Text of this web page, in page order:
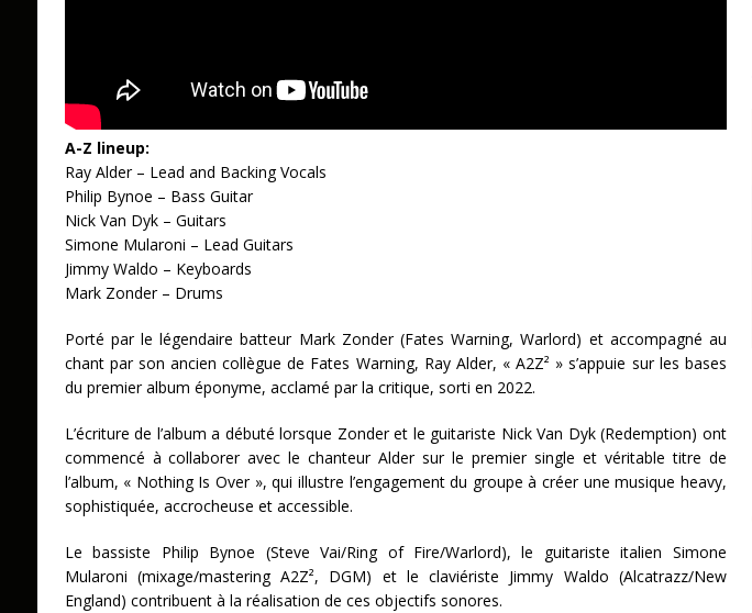
A-Z lineup:
Ray Alder – Lead and Backing Vocals
Philip Bynoe – Bass Guitar
Nick Van Dyk – Guitars
Simone Mularoni – Lead Guitars
Jimmy Waldo – Keyboards
Mark Zonder – Drums
Porté par le légendaire batteur Mark Zonder (Fates Warning, Warlord) et accompagné au
chant par son ancien collègue de Fates Warning, Ray Alder, « A2Z² » s’appuie sur les bases
du premier album éponyme, acclamé par la critique, sorti en 2022.
L’écriture de l’album a débuté lorsque Zonder et le guitariste Nick Van Dyk (Redemption) ont
commencé à collaborer avec le chanteur Alder sur le premier single et véritable titre de
l’album, « Nothing Is Over », qui illustre l’engagement du groupe à créer une musique heavy,
sophistiquée, accrocheuse et accessible.
Le bassiste Philip Bynoe (Steve Vai/Ring of Fire/Warlord), le guitariste italien Simone
Mularoni (mixage/mastering A2Z², DGM) et le claviériste Jimmy Waldo (Alcatrazz/New
England) contribuent à la réalisation de ces objectifs sonores.